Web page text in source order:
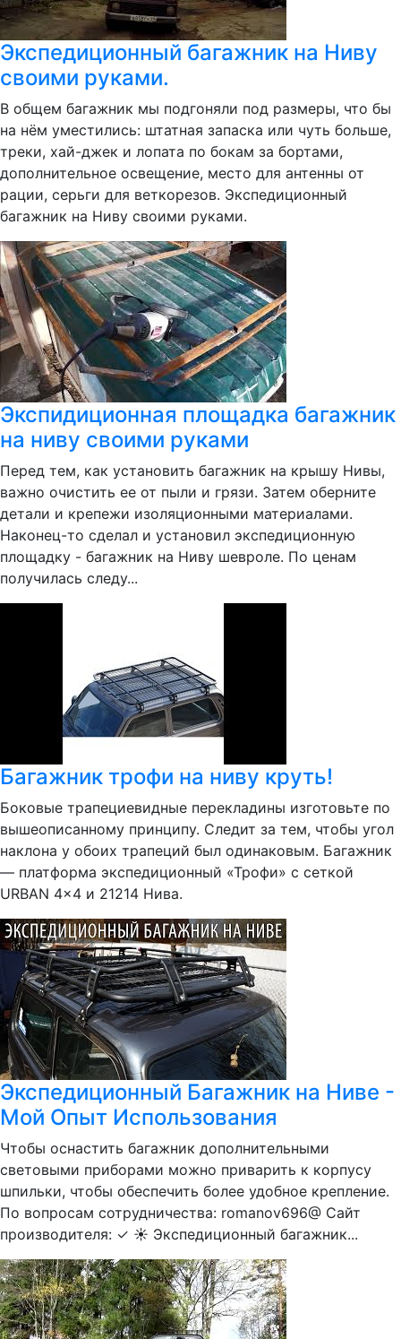
Экспедиционный багажник на Ниву
своими руками.
В общем багажник мы подгоняли под размеры, что бы
на нём уместились: штатная запаска или чуть больше,
треки, хай-джек и лопата по бокам за бортами,
дополнительное освещение, место для антенны от
рации, серьги для веткорезов. Экспедиционный
багажник на Ниву своими руками.
Экспидиционная площадка багажник
на ниву своими руками
Перед тем, как установить багажник на крышу Нивы,
важно очистить ее от пыли и грязи. Затем оберните
детали и крепежи изоляционными материалами.
Наконец-то сделал и установил экспедиционную
площадку - багажник на Ниву шевроле. По ценам
получилась следу...
Багажник трофи на ниву круть!
Боковые трапециевидные перекладины изготовьте по
вышеописанному принципу. Следит за тем, чтобы угол
наклона у обоих трапеций был одинаковым. Багажник
— платформа экспедиционный «Трофи» с сеткой
URBAN 4×4 и 21214 Нива.
Экспедиционный Багажник на Ниве -
Мой Опыт Использования
Чтобы оснастить багажник дополнительными
световыми приборами можно приварить к корпусу
шпильки, чтобы обеспечить более удобное крепление.
По вопросам сотрудничества: romanov696@ Сайт
производителя: ✓ ☀ Экспедиционный багажник...